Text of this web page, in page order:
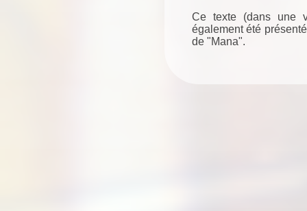
Ce texte (dans une
également été
de "Mana".